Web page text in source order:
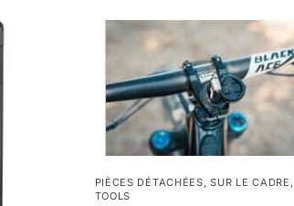
PIÈCES DÉTACHÉES,SUR LE CADRE ,
TOOLS